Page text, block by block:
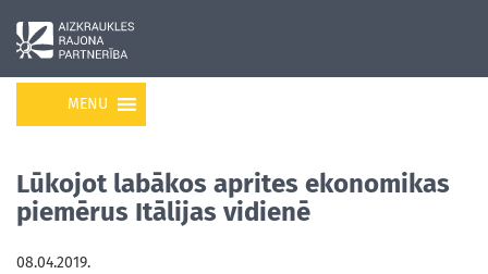
MENU
Lūkojot labākos aprites ekonomikas
piemērus Itālijas vidienē
08.04.2019.